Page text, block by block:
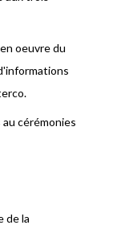
oeuvre du
cérémonies
de la